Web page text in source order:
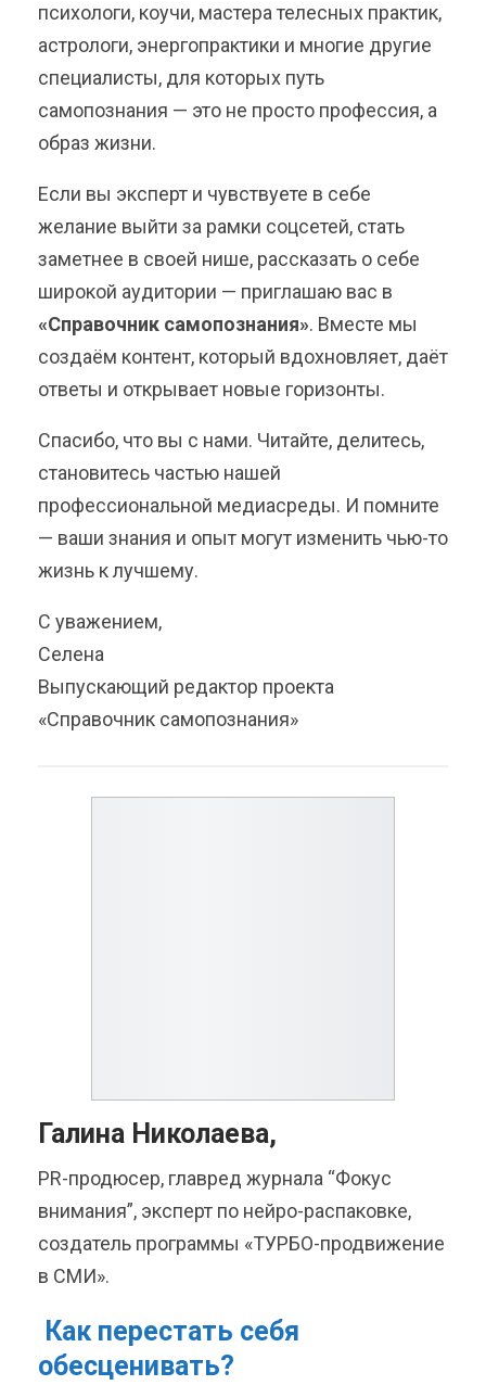
психологи, коучи, мастера телесных практик,
астрологи, энергопрактики и многие другие
специалисты, для которых путь
самопознания — это не просто профессия, а
образ жизни.
Если вы эксперт и чувствуете в себе
желание выйти за рамки соцсетей, стать
заметнее в своей нише, рассказать о себе
широкой аудитории — приглашаю вас в
«Справочник самопознания». Вместе мы
создаём контент, который вдохновляет, даёт
ответы и открывает новые горизонты.
Спасибо, что вы с нами. Читайте, делитесь,
становитесь частью нашей
профессиональной медиасреды. И помните
— ваши знания и опыт могут изменить чью-то
жизнь к лучшему.
С уважением,
Селена
Выпускающий редактор проекта
«Справочник самопознания»
Галина Николаева,
PR-продюсер, главред журнала “Фокус
внимания”, эксперт по нейро-распаковке,
создатель программы «ТУРБО-продвижение
в СМИ».
Как перестать себя
обесценивать?